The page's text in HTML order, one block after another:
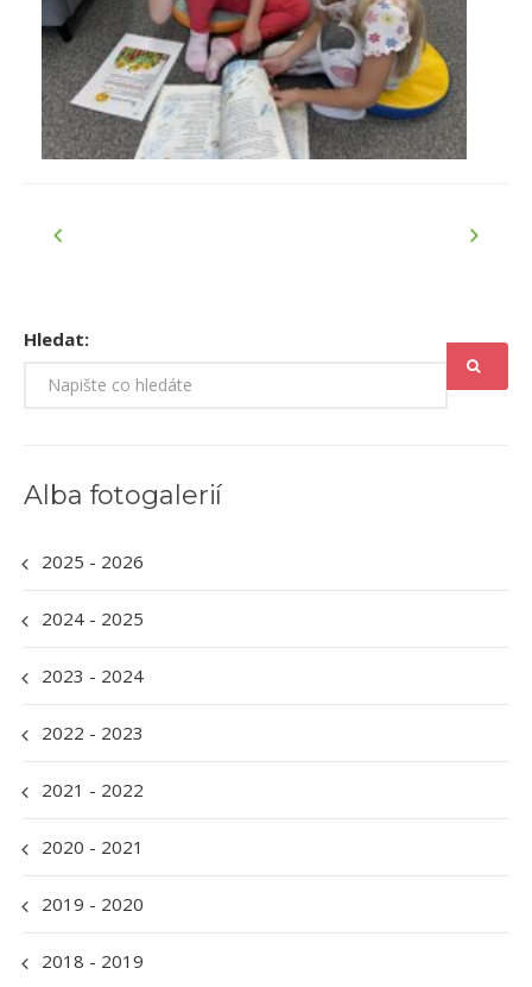
Hledat:
Alba fotogalerií
2025 - 2026
2024 - 2025
2023 - 2024
2022 - 2023
2021 - 2022
2020 - 2021
2019 - 2020
2018 - 2019